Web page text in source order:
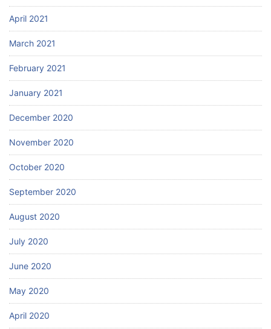
April 2021
March 2021
February 2021
January 2021
December 2020
November 2020
October 2020
September 2020
August 2020
July 2020
June 2020
May 2020
April 2020